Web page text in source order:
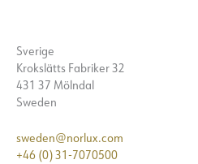
Sverige
Krokslätts Fabriker 32
431 37 Mölndal
Sweden
sweden@norlux.com
+46 (0) 31-7070500